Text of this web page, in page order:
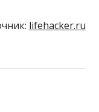
lifehacker.ru